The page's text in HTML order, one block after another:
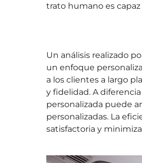
trato humano es
Un análisis realizado
un enfoque
a los clientes a largo
y fidelidad. A
personalizada puede
personalizadas. La
satisfactoria y